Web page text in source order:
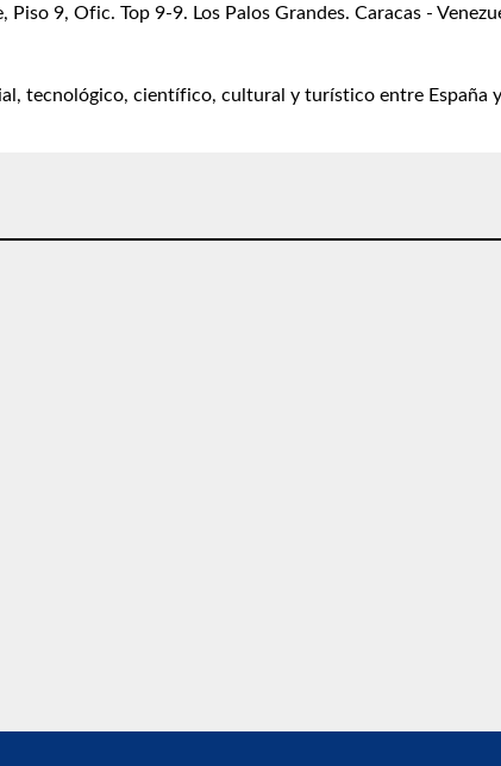
9, Ofic. Top 9-9. Los Palos Grandes. Caracas -
tecnológico, científico, cultural y turístico entre España y